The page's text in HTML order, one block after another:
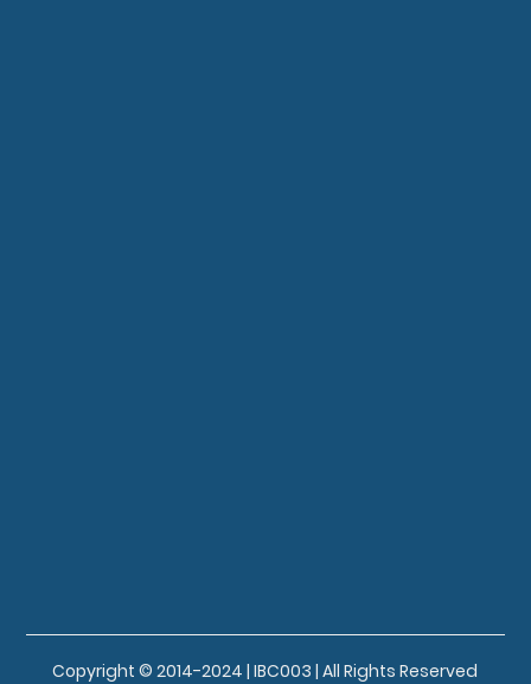
Copyright © 2014-2024 | IBC003 | All Rights Reserved